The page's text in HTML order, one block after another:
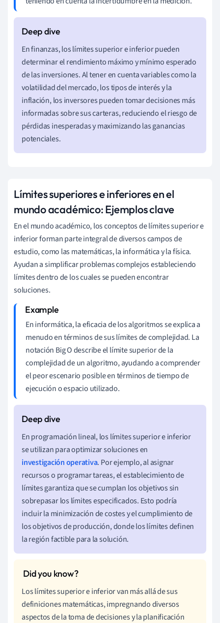
En finanzas, los límites superior e inferior pueden
determinar el rendimiento máximo y mínimo esperado
de las inversiones. Al tener en cuenta variables como la
volatilidad del mercado, los tipos de interés y la
inflación, los inversores pueden tomar decisiones más
informadas sobre sus carteras, reduciendo el riesgo de
pérdidas inesperadas y maximizando las ganancias
potenciales.
Límites superiores e inferiores en el
mundo académico: Ejemplos clave
En el mundo académico, los conceptos de límites superior e
inferior forman parte integral de diversos campos de
estudio, como las matemáticas, la informática y la física.
Ayudan a simplificar problemas complejos estableciendo
límites dentro de los cuales se pueden encontrar
soluciones.
En informática, la eficacia de los algoritmos se explica a
menudo en términos de sus límites de complejidad. La
notación Big O describe el límite superior de la
complejidad de un algoritmo, ayudando a comprender
el peor escenario posible en términos de tiempo de
ejecución o espacio utilizado.
En programación lineal, los límites superior e inferior
se utilizan para optimizar soluciones en
investigación operativa. Por ejemplo, al asignar
recursos o programar tareas, el establecimiento de
límites garantiza que se cumplan los objetivos sin
sobrepasar los límites especificados. Esto podría
incluir la minimización de costes y el cumplimiento de
los objetivos de producción, donde los límites definen
la región factible para la solución.
Los límites superior e inferior van más allá de sus
definiciones matemáticas, impregnando diversos
aspectos de la toma de decisiones y la planificación